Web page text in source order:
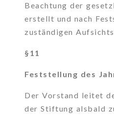
Beachtung der
erstellt und nach
zuständigen
§11
Feststellung des
Der Vorstand leitet
der Stiftung alsbald